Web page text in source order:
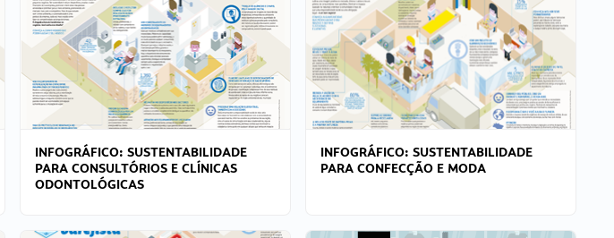
INFOGRÁFICO: SUSTENTABILIDADE
PARA CONSULTÓRIOS E CLÍNICAS
ODONTOLÓGICAS
INFOGRÁFICO: SUSTENTABILIDADE
PARA CONFECÇÃO E MODA